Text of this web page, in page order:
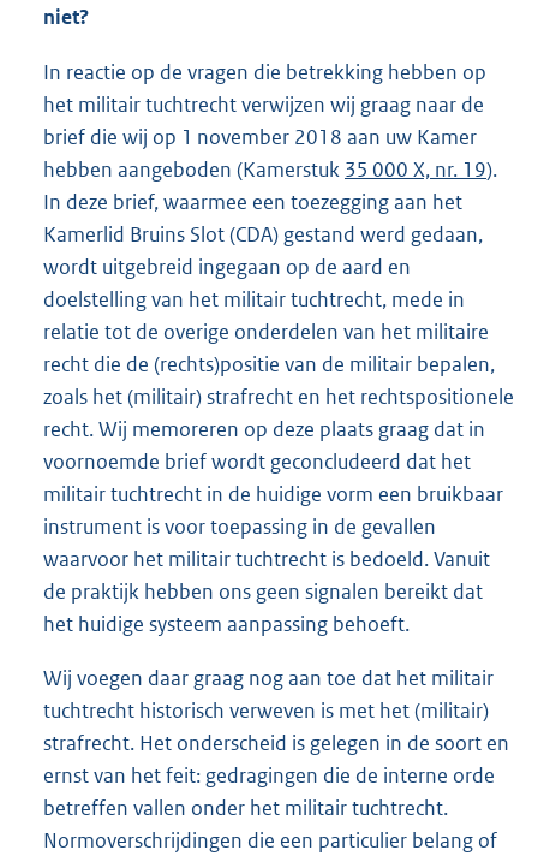
niet?
In reactie op de vragen die betrekking hebben op
het militair tuchtrecht verwijzen wij graag naar de
brief die wij op 1 november 2018 aan uw Kamer
hebben aangeboden (Kamerstuk 35 000 X, nr. 19).
In deze brief, waarmee een toezegging aan het
Kamerlid Bruins Slot (CDA) gestand werd gedaan,
wordt uitgebreid ingegaan op de aard en
doelstelling van het militair tuchtrecht, mede in
relatie tot de overige onderdelen van het militaire
recht die de (rechts)positie van de militair bepalen,
zoals het (militair) strafrecht en het rechtspositionele
recht. Wij memoreren op deze plaats graag dat in
voornoemde brief wordt geconcludeerd dat het
militair tuchtrecht in de huidige vorm een bruikbaar
instrument is voor toepassing in de gevallen
waarvoor het militair tuchtrecht is bedoeld. Vanuit
de praktijk hebben ons geen signalen bereikt dat
het huidige systeem aanpassing behoeft.
Wij voegen daar graag nog aan toe dat het militair
tuchtrecht historisch verweven is met het (militair)
strafrecht. Het onderscheid is gelegen in de soort en
ernst van het feit: gedragingen die de interne orde
betreffen vallen onder het militair tuchtrecht.
Normoverschrijdingen die een particulier belang of